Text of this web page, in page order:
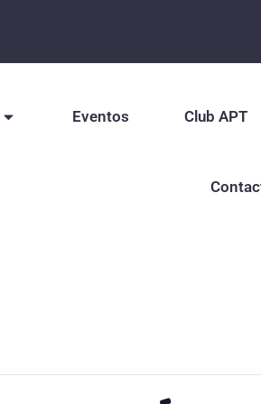
Eventos Club APT